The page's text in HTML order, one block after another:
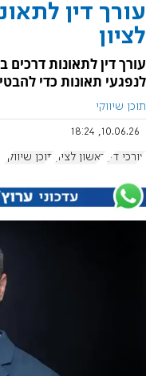
עורך דין
לציון
עורך דין לתאונות דרכים
לנפגעי תאונות כדי
תוכן שיווקי
10.06.26, 18:24
עורכי דין ראשון לציון תוכן שיווקי